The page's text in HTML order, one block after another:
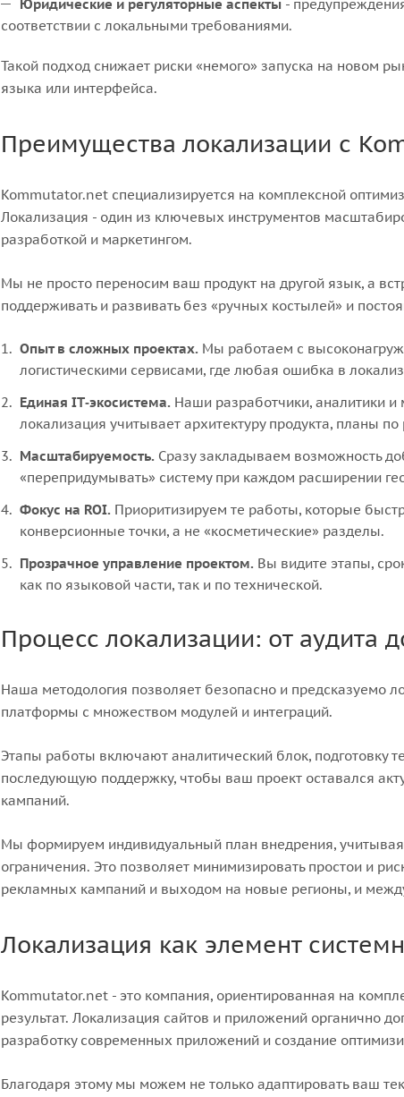
Юридические и регуляторные аспекты -
соответствии с локальными требованиями.
Такой подход снижает риски «немого» запуска на новом
языка или интерфейса.
Преимущества локализации с
Kommutator.net специализируется на комплексной
Локализация - один из ключевых инструментов
разработкой и маркетингом.
Мы не просто переносим ваш продукт на другой язык, а
поддерживать и развивать без «ручных костылей» и
Опыт в сложных проектах. Мы работаем с
логистическими сервисами, где любая ошибка в
Единая IT‑экосистема. Наши разработчики, аналитики и
локализация учитывает архитектуру продукта, планы
Масштабируемость. Сразу закладываем возможность
«перепридумывать» систему при каждом расширении
Фокус на ROI. Приоритизируем те работы, которые
конверсионные точки, а не «косметические» разделы.
Прозрачное управление проектом. Вы видите этапы,
как по языковой части, так и по технической.
Процесс локализации: от аудита
Наша методология позволяет безопасно и предсказуемо
платформы с множеством модулей и интеграций.
Этапы работы включают аналитический блок, подготовку
последующую поддержку, чтобы ваш проект оставался
кампаний.
Мы формируем индивидуальный план внедрения, учитывая
ограничения. Это позволяет минимизировать простои и
рекламных кампаний и выходом на новые регионы, и
Локализация как элемент
Kommutator.net - это компания, ориентированная на
результат. Локализация сайтов и приложений органично
разработку современных приложений и создание
Благодаря этому мы можем не только адаптировать ваш